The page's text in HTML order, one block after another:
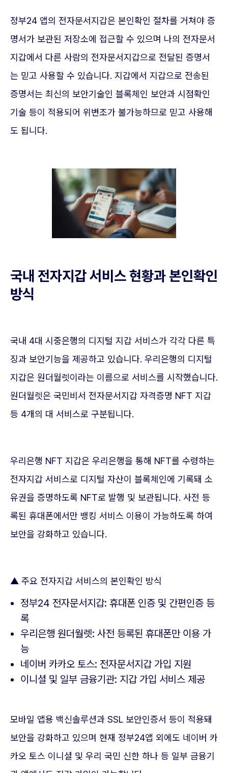
정부24 앱의 전자문서지갑은 본인확인 절차를 거쳐야 증
명서가 보관된 저장소에 접근할 수 있으며 나의 전자문서
지갑에서 다른 사람의 전자문서지갑으로 전달된 증명서
는 믿고 사용할 수 있습니다. 지갑에서 지갑으로 전송된
증명서는 최신의 보안기술인 블록체인 보안과 시점확인
기술 등이 적용되어 위변조가 불가능하므로 믿고 사용해
도 됩니다.
국내 전자지갑 서비스 현황과 본인확인
방식
국내 4대 시중은행의 디지털 지갑 서비스가 각각 다른 특
징과 보안기능을 제공하고 있습니다. 우리은행의 디지털
지갑은 원더월렛이라는 이름으로 서비스를 시작했습니다.
원더월렛은 국민비서 전자문서지갑 자격증명 NFT 지갑
등 4개의 대 서비스로 구분됩니다.
우리은행 NFT 지갑은 우리은행을 통해 NFT를 수령하는
전자지갑 서비스로 디지털 자산이 블록체인에 기록돼 소
유권을 증명하도록 NFT로 발행 및 보관됩니다. 사전 등
록된 휴대폰에서만 뱅킹 서비스 이용이 가능하도록 하여
보안을 강화하고 있습니다.
▲ 주요 전자지갑 서비스의 본인확인 방식
정부24 전자문서지갑: 휴대폰 인증 및 간편인증 등
록
우리은행 원더월렛: 사전 등록된 휴대폰만 이용 가
능
네이버 카카오 토스: 전자문서지갑 가입 지원
이니셜 및 일부 금융기관: 지갑 가입 서비스 제공
모바일 앱용 백신솔루션과 SSL 보안인증서 등이 적용돼
보안을 강화하고 있으며 현재 정부24앱 외에도 네이버 카
카오 토스 이니셜 및 우리 국민 신한 하나 등 일부 금융기